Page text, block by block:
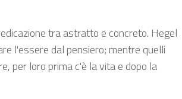
tra astratto e concreto. Hegel
l'essere dal pensiero; mentre quelli
per loro prima c'è la vita e dopo la